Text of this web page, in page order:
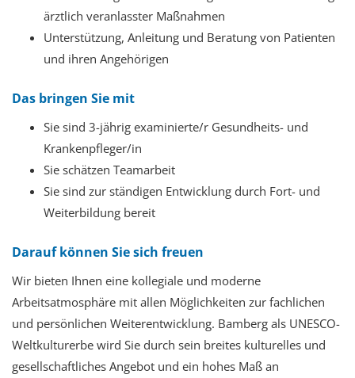
ärztlich veranlasster Maßnahmen
Unterstützung, Anleitung und Beratung von Patienten
und ihren Angehörigen
Das bringen Sie mit
Sie sind 3-jährig examinierte/r Gesundheits- und
Krankenpfleger/in
Sie schätzen Teamarbeit
Sie sind zur ständigen Entwicklung durch Fort- und
Weiterbildung bereit
Darauf können Sie sich freuen
Wir bieten Ihnen eine kollegiale und moderne
Arbeitsatmosphäre mit allen Möglichkeiten zur fachlichen
und persönlichen Weiterentwicklung. Bamberg als UNESCO-
Weltkulturerbe wird Sie durch sein breites kulturelles und
gesellschaftliches Angebot und ein hohes Maß an